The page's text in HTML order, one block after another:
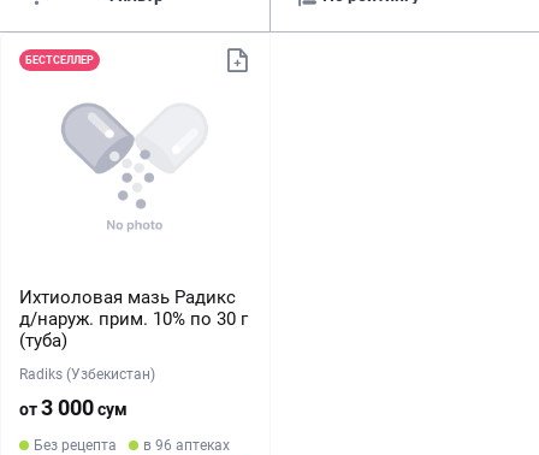
БЕСТСЕЛЛЕР
Ихтиоловая мазь Радикс
д/наруж. прим. 10% по 30 г
(туба)
Radiks (Узбекистан)
от3 000сум
Без рецепта в 96 аптеках